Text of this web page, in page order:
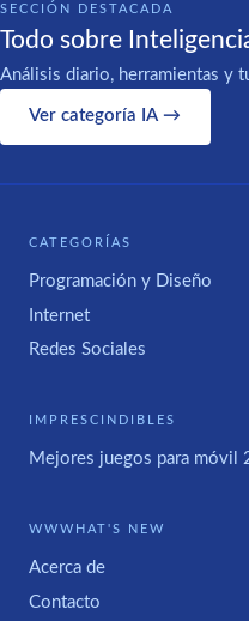
SECCIÓN DESTACADA
Todo sobre
Análisis diario, herramientas y
Ver categoría IA →
CATEGORÍAS
Programación y Diseño
Internet
Redes Sociales
IMPRESCINDIBLES
Mejores juegos para móvil
WWWHAT'S NEW
Acerca de
Contacto